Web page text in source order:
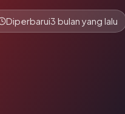
Diperbarui3 bulan yang lalu